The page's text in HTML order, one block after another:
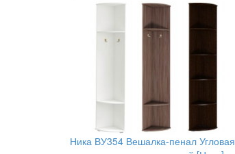
Ника ВУ354 Вешалка-пенал Угловая